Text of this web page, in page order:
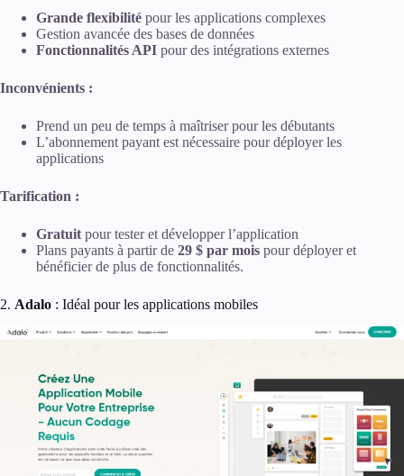
Grande flexibilité pour les applications complexes
Gestion avancée des bases de données
Fonctionnalités API pour des intégrations externes
Inconvénients :
Prend un peu de temps à maîtriser pour les débutants
L’abonnement payant est nécessaire pour déployer les
applications
Tarification :
Gratuit pour tester et développer l’application
Plans payants à partir de 29 $ par mois pour déployer et
bénéficier de plus de fonctionnalités.
2. Adalo : Idéal pour les applications mobiles